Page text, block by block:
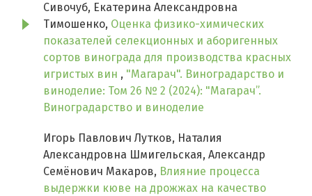
Сивочуб, Екатерина Александровна
Тимошенко, Оценка физико-химических
показателей селекционных и аборигенных
сортов винограда для производства красных
игристых вин , "Магарач". Виноградарство и
виноделие: Том 26 № 2 (2024): "Магарач”.
Виноградарство и виноделие
Игорь Павлович Лутков, Наталия
Александровна Шмигельская, Александр
Семёнович Макаров, Влияние процесса
выдержки кюве на дрожжах на качество